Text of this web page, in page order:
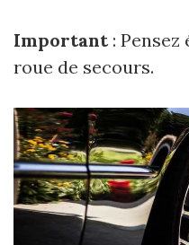
Important: Pensez
roue de secours.